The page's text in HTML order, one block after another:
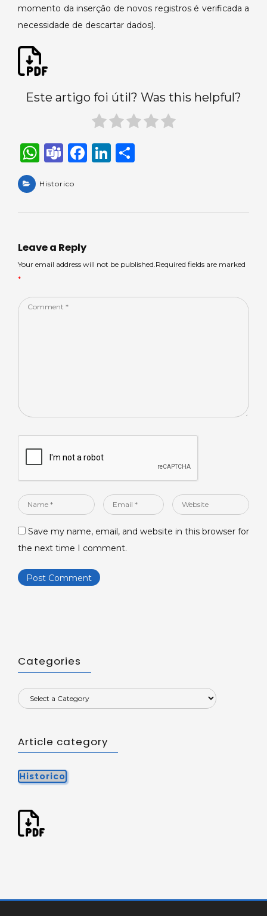
momento da inserção de novos registros é verificada a
necessidade de descartar dados).
Este artigo foi útil? Was this helpful?
W
a
ts
p
p
T
a
m
F
e
o
Li
e e
Historico
Leave a Reply
Your email address will not be published.Required fields are marked
*
Comment
Name
Email
Website
Save my name, email, and website in this browser for
the next time I comment.
Categories
Article category
Historico